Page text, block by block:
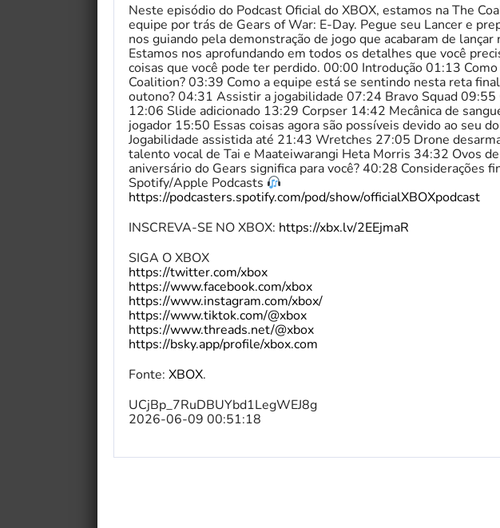
Neste episódio do Podcast Oficial do XBOX, estamos na The
equipe por trás de Gears of War: E-Day. Pegue seu Lancer e
nos guiando pela demonstração de jogo que acabaram de lançar
Estamos nos aprofundando em todos os detalhes que você
coisas que você pode ter perdido. 00:00 Introdução 01:13 Como
Coalition? 03:39 Como a equipe está se sentindo nesta reta
outono? 04:31 Assistir a jogabilidade 07:24 Bravo Squad
12:06 Slide adicionado 13:29 Corpser 14:42 Mecânica de
jogador 15:50 Essas coisas agora são possíveis devido ao seu
Jogabilidade assistida até 21:43 Wretches 27:05 Drone
talento vocal de Tai e Maateiwarangi Heta Morris 34:32 Ovos
aniversário do Gears significa para você? 40:28 Considerações
Spotify/Apple Podcasts
https://podcasters.spotify.com/pod/show/officialXBOXpodcast
INSCREVA-SE NO XBOX: https://xbx.lv/2EEjmaR
SIGA O XBOX
https://twitter.com/xbox
https://www.facebook.com/xbox
https://www.instagram.com/xbox/
https://www.tiktok.com/@xbox
https://www.threads.net/@xbox
https://bsky.app/profile/xbox.com
Fonte: XBOX.
UCjBp_7RuDBUYbd1LegWEJ8g
2026-06-09 00:51:18